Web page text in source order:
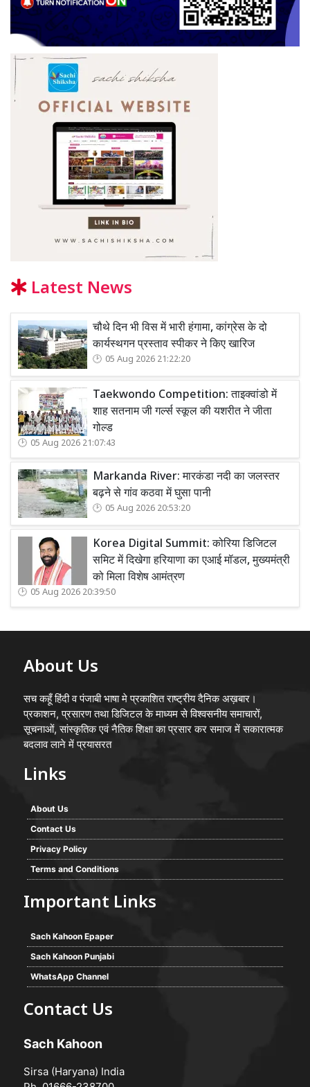
Latest News
चौथे दिन भी विस में भारी हंगामा, कांग्रेस के दो
कार्यस्थगन प्रस्ताव स्पीकर ने किए खारिज
05 Aug 2026 21:22:20
Taekwondo Competition: ताइक्वांडो में
शाह सतनाम जी गर्ल्स स्कूल की यशरीत ने जीता
गोल्ड
05 Aug 2026 21:07:43
Markanda River: मारकंडा नदी का जलस्तर
बढ़ने से गांव कठवा में घुसा पानी
05 Aug 2026 20:53:20
Korea Digital Summit: कोरिया डिजिटल
समिट में दिखेगा हरियाणा का एआई मॉडल, मुख्यमंत्री
को मिला विशेष आमंत्रण
05 Aug 2026 20:39:50
About Us
सच कहूँ हिंदी व पंजाबी भाषा मे प्रकाशित राष्ट्रीय दैनिक अख़बार।
प्रकाशन, प्रसारण तथा डिजिटल के माध्यम से विश्वसनीय समाचारों,
सूचनाओं, सांस्कृतिक एवं नैतिक शिक्षा का प्रसार कर समाज में सकारात्मक
बदलाव लाने में प्रयासरत
Links
About Us
Contact Us
Privacy Policy
Terms and Conditions
Important Links
Sach Kahoon Epaper
Sach Kahoon Punjabi
WhatsApp Channel
Contact Us
Sach Kahoon
Sirsa (Haryana) India